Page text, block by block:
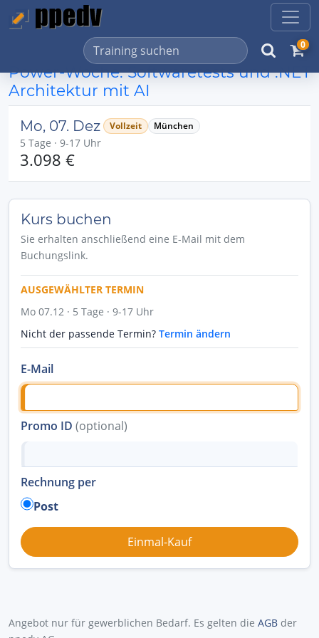
0
Power-Woche: Softwaretests und .NET
Architektur mit AI
Mo, 07. Dez Vollzeit München
5 Tage · 9-17 Uhr
3.098 €
Kurs buchen
Sie erhalten anschließend eine E-Mail mit dem
Buchungslink.
AUSGEWÄHLTER TERMIN
Mo 07.12 · 5 Tage · 9-17 Uhr
Nicht der passende Termin? Termin ändern
E-Mail
Promo ID (optional)
Rechnung per
Post
Angebot nur für gewerblichen Bedarf. Es gelten die AGB der